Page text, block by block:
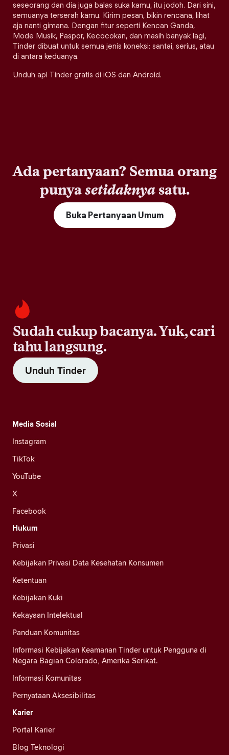
seseorang dan dia juga balas suka kamu, itu jodoh. Dari sini,
semuanya terserah kamu. Kirim pesan, bikin rencana, lihat
aja nanti gimana. Dengan fitur seperti Kencan Ganda,
Mode Musik, Paspor, Kecocokan, dan masih banyak lagi,
Tinder dibuat untuk semua jenis koneksi: santai, serius, atau
di antara keduanya.
Unduh apl Tinder gratis di iOS dan Android.
Ada pertanyaan? Semua orang
punyasetidaknyasatu.
Buka Pertanyaan Umum
Sudah cukup bacanya. Yuk, cari
tahu langsung.
Unduh Tinder
Media Sosial
Instagram
TikTok
YouTube
X
Facebook
Hukum
Privasi
Kebijakan Privasi Data Kesehatan Konsumen
Ketentuan
Kebijakan Kuki
Kekayaan Intelektual
Panduan Komunitas
Informasi Kebijakan Keamanan Tinder untuk Pengguna di
Negara Bagian Colorado, Amerika Serikat.
Informasi Komunitas
Pernyataan Aksesibilitas
Karier
Portal Karier
Blog Teknologi